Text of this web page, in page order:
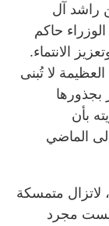
راشد آل
حاكم
الانتماء.
لا تُبنى
بجذورها
بأن
الماضي
لاتزال متمسكة
ليست مجرد